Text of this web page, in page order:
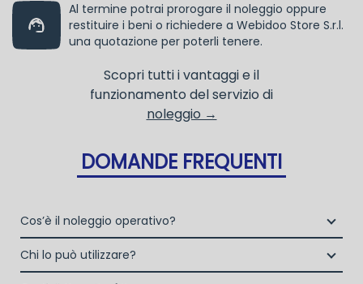
Al termine potrai prorogare il noleggio oppure
restituire i beni o richiedere a Webidoo Store S.r.l.
una quotazione per poterli tenere.
Scopri tutti i vantaggi e il
funzionamento del servizio di
noleggio →
DOMANDE FREQUENTI
Cos’è il noleggio operativo?
Il noleggio, o locazione operativa, è una soluzione che
consente di avere la disponibilità di un bene strumentale
Chi lo può utilizzare?